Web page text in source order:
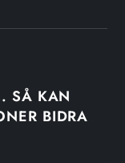
SÅ KAN
BIDRA